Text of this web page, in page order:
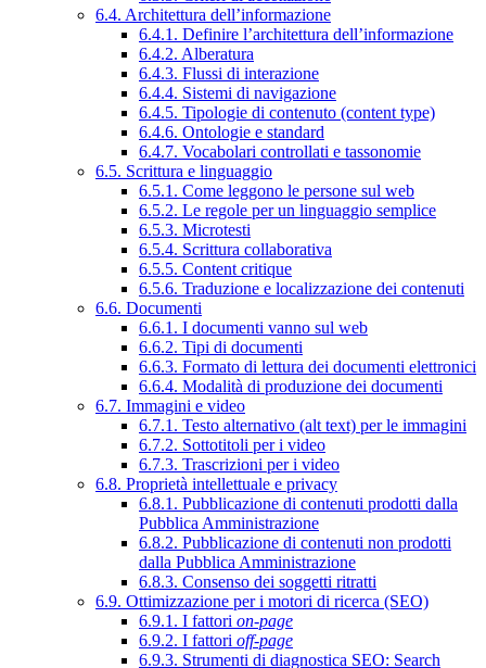
6.4. Architettura dell’informazione
6.4.1. Definire l’architettura dell’informazione
6.4.2. Alberatura
6.4.3. Flussi di interazione
6.4.4. Sistemi di navigazione
6.4.5. Tipologie di contenuto (content type)
6.4.6. Ontologie e standard
6.4.7. Vocabolari controllati e tassonomie
6.5. Scrittura e linguaggio
6.5.1. Come leggono le persone sul web
6.5.2. Le regole per un linguaggio semplice
6.5.3. Microtesti
6.5.4. Scrittura collaborativa
6.5.5. Content critique
6.5.6. Traduzione e localizzazione dei contenuti
6.6. Documenti
6.6.1. I documenti vanno sul web
6.6.2. Tipi di documenti
6.6.3. Formato di lettura dei documenti elettronici
6.6.4. Modalità di produzione dei documenti
6.7. Immagini e video
6.7.1. Testo alternativo (alt text) per le immagini
6.7.2. Sottotitoli per i video
6.7.3. Trascrizioni per i video
6.8. Proprietà intellettuale e privacy
6.8.1. Pubblicazione di contenuti prodotti dalla
Pubblica Amministrazione
6.8.2. Pubblicazione di contenuti non prodotti
dalla Pubblica Amministrazione
6.8.3. Consenso dei soggetti ritratti
6.9. Ottimizzazione per i motori di ricerca (SEO)
6.9.1. I fattori on-page
6.9.2. I fattori off-page
6.9.3. Strumenti di diagnostica SEO: Search